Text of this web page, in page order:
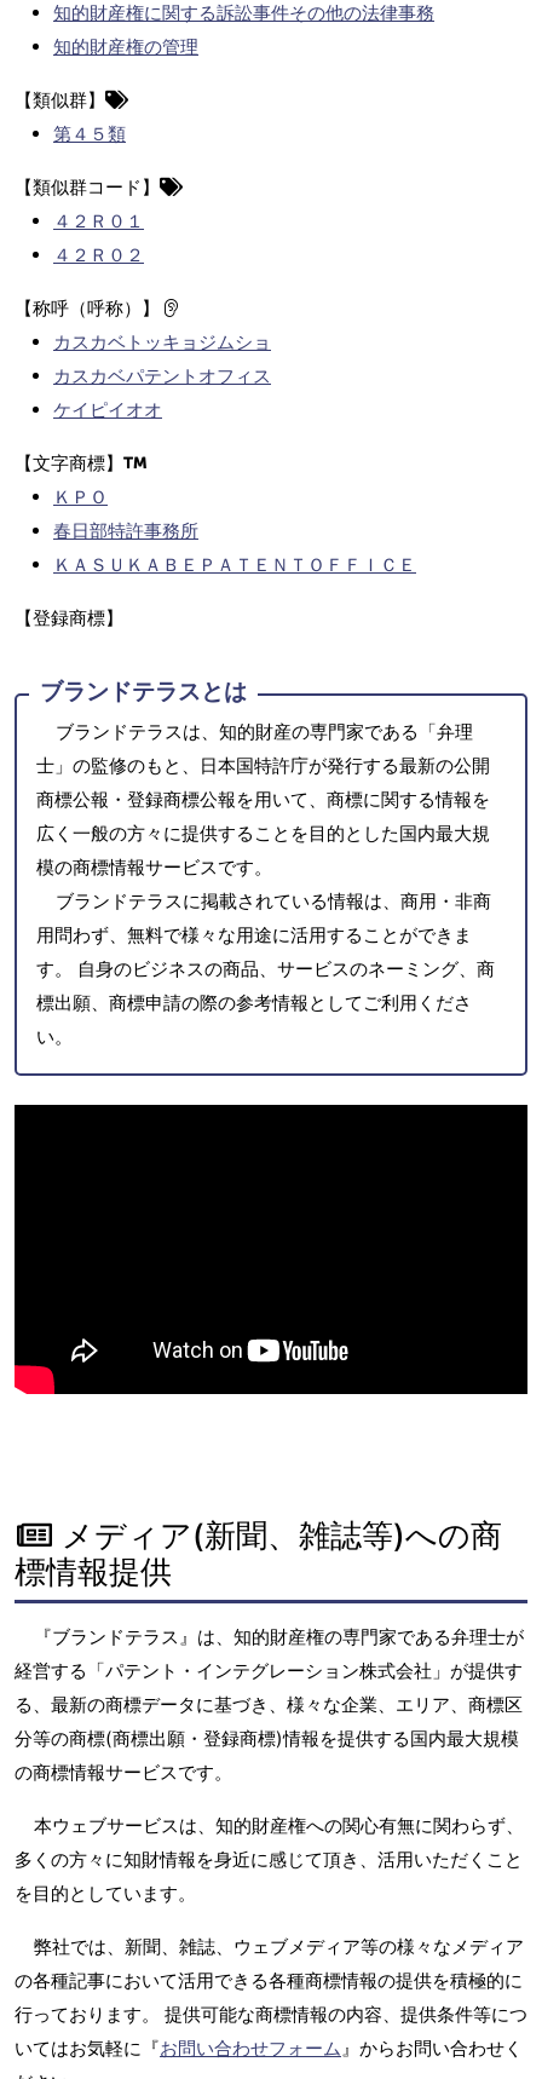
知的財産権に関する訴訟事件その他の法律事務
知的財産権の管理
【類似群】
第４５類
【類似群コード】
４２Ｒ０１
４２Ｒ０２
【称呼（呼称）】
カスカベトッキョジムショ
カスカベパテントオフィス
ケイピイオオ
【文字商標】
ＫＰＯ
春日部特許事務所
ＫＡＳＵＫＡＢＥＰＡＴＥＮＴＯＦＦＩＣＥ
【登録商標】
ブランドテラスとは
ブランドテラスは、知的財産の専門家である「弁理
士」の監修のもと、日本国特許庁が発行する最新の公開
商標公報・登録商標公報を用いて、商標に関する情報を
広く一般の方々に提供することを目的とした国内最大規
模の商標情報サービスです。
ブランドテラスに掲載されている情報は、商用・非商
用問わず、無料で様々な用途に活用することができま
す。 自身のビジネスの商品、サービスのネーミング、商
標出願、商標申請の際の参考情報としてご利用くださ
い。
メディア(新聞、雑誌等)への商
標情報提供
『ブランドテラス』は、知的財産権の専門家である弁理士が
経営する「パテント・インテグレーション株式会社」が提供す
る、最新の商標データに基づき、様々な企業、エリア、商標区
分等の商標(商標出願・登録商標)情報を提供する国内最大規模
の商標情報サービスです。
本ウェブサービスは、知的財産権への関心有無に関わらず、
多くの方々に知財情報を身近に感じて頂き、活用いただくこと
を目的としています。
弊社では、新聞、雑誌、ウェブメディア等の様々なメディア
の各種記事において活用できる各種商標情報の提供を積極的に
行っております。 提供可能な商標情報の内容、提供条件等につ
いてはお気軽に『お問い合わせフォーム』からお問い合わせく